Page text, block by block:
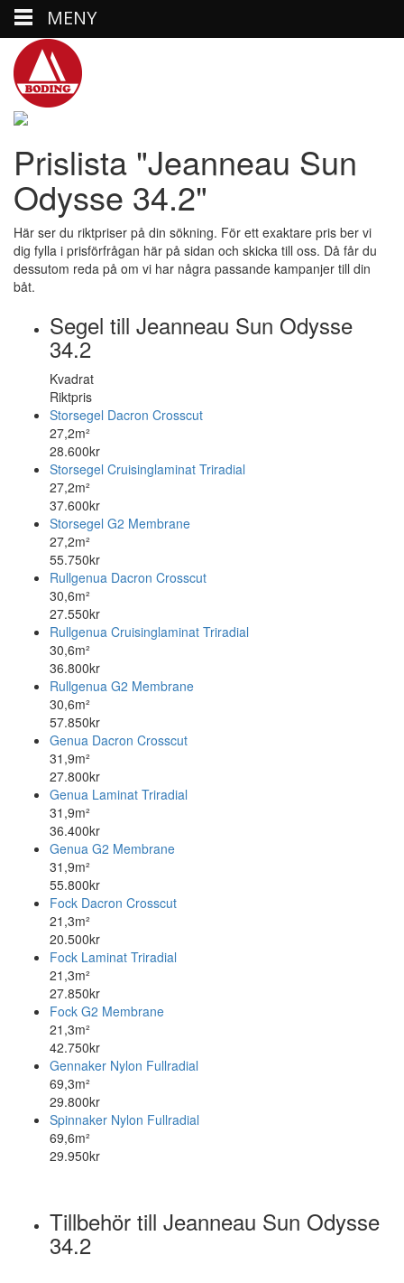
Prislista "Jeanneau Sun
Odysse 34.2"
Här ser du riktpriser på din sökning. För ett exaktare pris ber vi
dig fylla i prisförfrågan här på sidan och skicka till oss. Då får du
dessutom reda på om vi har några passande kampanjer till din
båt.
Segel till Jeanneau Sun Odysse
34.2
Kvadrat
Riktpris
Storsegel Dacron Crosscut
27,2m²
28.600kr
Storsegel Cruisinglaminat Triradial
27,2m²
37.600kr
Storsegel G2 Membrane
27,2m²
55.750kr
Rullgenua Dacron Crosscut
30,6m²
27.550kr
Rullgenua Cruisinglaminat Triradial
30,6m²
36.800kr
Rullgenua G2 Membrane
30,6m²
57.850kr
Genua Dacron Crosscut
31,9m²
27.800kr
Genua Laminat Triradial
31,9m²
36.400kr
Genua G2 Membrane
31,9m²
55.800kr
Fock Dacron Crosscut
21,3m²
20.500kr
Fock Laminat Triradial
21,3m²
27.850kr
Fock G2 Membrane
21,3m²
42.750kr
Gennaker Nylon Fullradial
69,3m²
29.800kr
Spinnaker Nylon Fullradial
69,6m²
29.950kr
Tillbehör till Jeanneau Sun Odysse
34.2
MENY